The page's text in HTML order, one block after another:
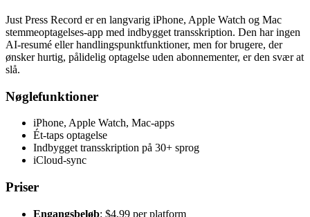
Just Press Record er en langvarig iPhone, Apple Watch og Mac
stemmeoptagelses-app med indbygget transskription. Den har ingen
AI-resumé eller handlingspunktfunktioner, men for brugere, der
ønsker hurtig, pålidelig optagelse uden abonnementer, er den svær at
slå.
Nøglefunktioner
iPhone, Apple Watch, Mac-apps
Ét-taps optagelse
Indbygget transskription på 30+ sprog
iCloud-sync
Priser
Engangsbeløb: $4,99 per platform